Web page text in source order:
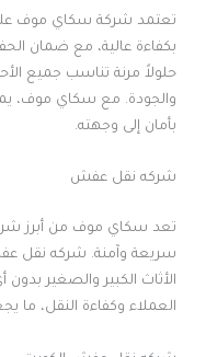
تعتمد شركة سكاي موف
بكفاءة عالية، مع ضمان
حلولاً مرنة تناسب جميع
والجودة. مع سكاي موف،
بأمان إلى وجهته.
شركه نقل عفش
تعد سكاي موف من أبرز
سريعة وآمنة. شركه نقل
الأثاث الكبير والصغير
العملاء وكفاءة النقل،